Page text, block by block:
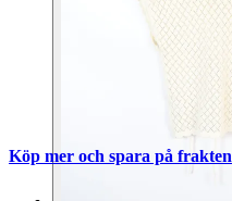
Köp mer och spara på frakten